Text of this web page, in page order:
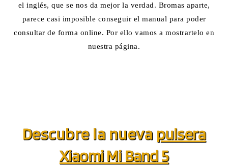
el inglés, que se nos da mejor la verdad. Bromas aparte,
parece casi imposible conseguir el manual para poder
consultar de forma online. Por ello vamos a mostrartelo en
nuestra página.
Descubre la nueva pulsera
Xiaomi Mi Band 5